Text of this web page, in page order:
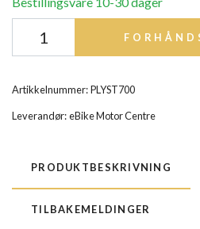
Artikkelnummer:PLYST700
Leverandør:eBike Motor Centre
PRODUKTBESKRIVNING
TILBAKEMELDINGER